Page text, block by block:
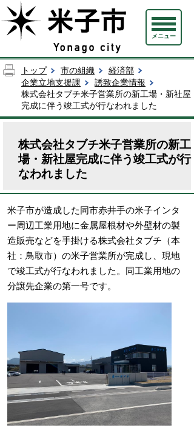
メニュー
トップ 市の組織
経済部
企業立地支援課
誘致企業情報
株式会社タブチ米子営業所の新工場・新社屋
完成に伴う竣工式が行なわれました
株式会社タブチ米子営業所の新工
場・新社屋完成に伴う竣工式が行
なわれました
米子市が造成した同市赤井手の米子インタ
ー周辺工業用地に金属屋根材や外壁材の製
造販売などを手掛ける株式会社タブチ（本
社：鳥取市）の米子営業所が完成し、現地
で竣工式が行なわれました。同工業用地の
分譲先企業の第一号です。